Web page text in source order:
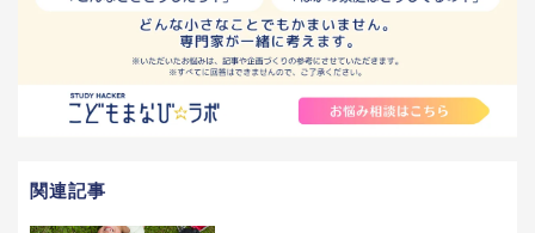
関連記事